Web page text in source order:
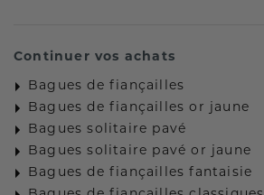
Continuer vos achats
Bagues de fiançailles
Bagues de fiançailles or jaune
Bagues solitaire pavé
Bagues solitaire pavé or jaune
Bagues de fiançailles fantaisie